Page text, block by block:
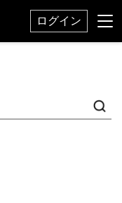
ログイン